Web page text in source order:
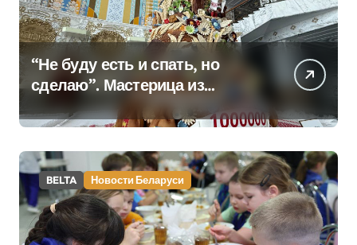
“Не буду есть и спать, но
сделаю”. Мастерица из
Молодечно о 50-
килограммовом каравае для
Дворца Независимости
BELTA Новости Беларуси